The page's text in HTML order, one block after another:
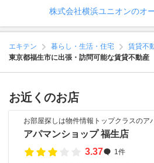
株式会社横浜ユニオンのオ
エキテン 暮らし・生活・住宅
賃貸不
東京都福生市に出張・訪問可能な賃貸不動産
お近くのお店
お部屋探しは物件情報トップクラスの
アパマンショップ 福生店
3.37
1件